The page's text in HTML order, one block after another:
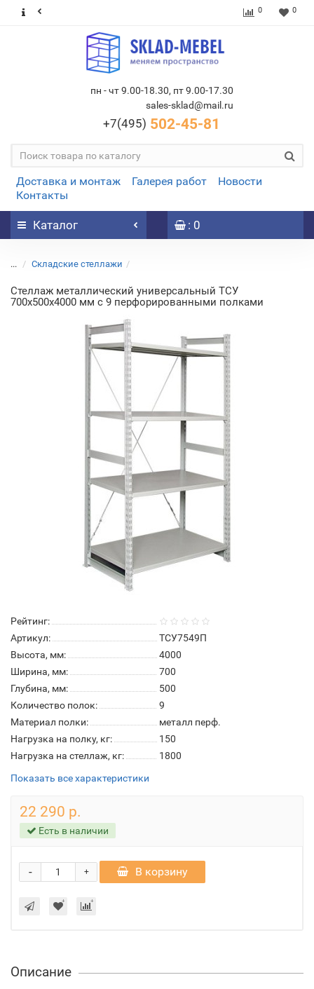
0 0
пн - чт 9.00-18.30, пт 9.00-17.30
sales-sklad@mail.ru
+7(495) 502-45-81
Доставка и монтаж Галерея работ
Новости
Контакты
Каталог : 0
... Складские стеллажи
Стеллаж металлический универсальный ТСУ
700х500х4000 мм с 9 перфорированными полками
Рейтинг:
Артикул:
ТСУ7549П
Высота, мм:
4000
Ширина, мм:
700
Глубина, мм:
500
Количество полок:
9
Материал полки:
металл перф.
Нагрузка на полку, кг:
150
Нагрузка на стеллаж, кг:
1800
Показать все характеристики
22 290 р.
Есть в наличии
+
- В корзину
Описание